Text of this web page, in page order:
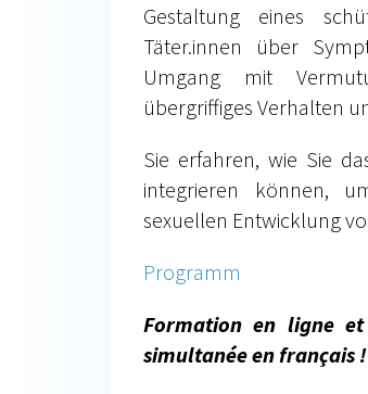
Gestaltung eines
Täter.innen über
Umgang mit
übergriffiges Verhalten
Sie erfahren, wie Sie
integrieren können,
sexuellen Entwicklung
Programm
Formation en ligne
simultanée en français !